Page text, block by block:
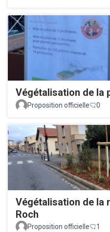
Végétalisation de la
Proposition officielle
0
Végétalisation de la
Roch
Proposition officielle 1